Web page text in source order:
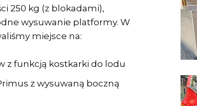
250 kg (z blokadami),
wysuwanie platformy. W
miejsce na:
z funkcją kostkarki do lodu
z wysuwaną boczną